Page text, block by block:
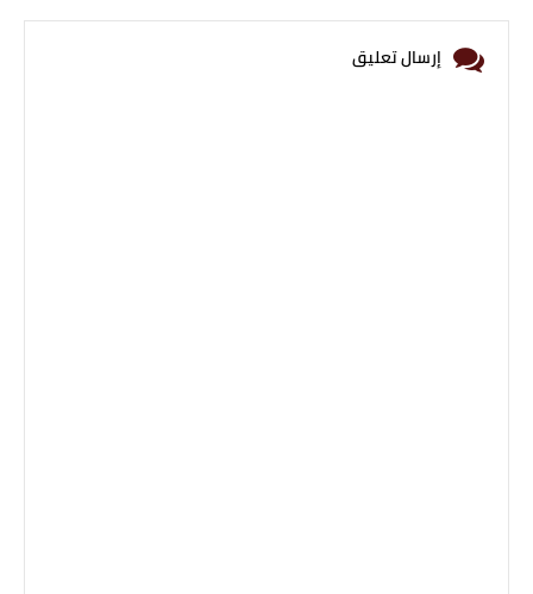
إرسال تعليق